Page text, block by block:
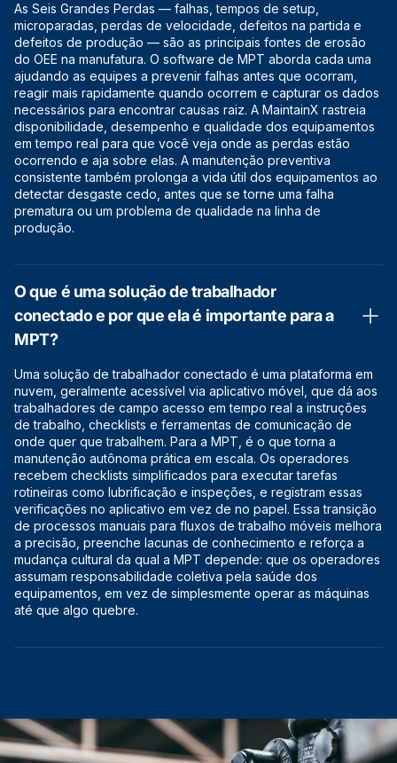
As Seis Grandes Perdas — falhas, tempos de setup,
microparadas, perdas de velocidade, defeitos na partida e
defeitos de produção — são as principais fontes de erosão
do OEE na manufatura. O software de MPT aborda cada uma
ajudando as equipes a prevenir falhas antes que ocorram,
reagir mais rapidamente quando ocorrem e capturar os dados
necessários para encontrar causas raiz. A MaintainX rastreia
disponibilidade, desempenho e qualidade dos equipamentos
em tempo real para que você veja onde as perdas estão
ocorrendo e aja sobre elas. A manutenção preventiva
consistente também prolonga a vida útil dos equipamentos ao
detectar desgaste cedo, antes que se torne uma falha
prematura ou um problema de qualidade na linha de
produção.
O que é uma solução de trabalhador
conectado e por que ela é importante para a
MPT?
Uma solução de trabalhador conectado é uma plataforma em
nuvem, geralmente acessível via aplicativo móvel, que dá aos
trabalhadores de campo acesso em tempo real a instruções
de trabalho, checklists e ferramentas de comunicação de
onde quer que trabalhem. Para a MPT, é o que torna a
manutenção autônoma prática em escala. Os operadores
recebem checklists simplificados para executar tarefas
rotineiras como lubrificação e inspeções, e registram essas
verificações no aplicativo em vez de no papel. Essa transição
de processos manuais para fluxos de trabalho móveis melhora
a precisão, preenche lacunas de conhecimento e reforça a
mudança cultural da qual a MPT depende: que os operadores
assumam responsabilidade coletiva pela saúde dos
equipamentos, em vez de simplesmente operar as máquinas
até que algo quebre.